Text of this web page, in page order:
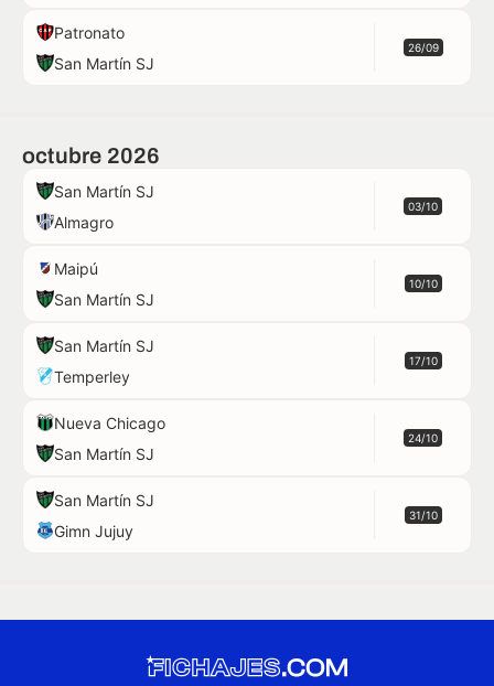
Patronato
San Martín SJ
26/09
octubre 2026
San Martín SJ
Almagro
03/10
Maipú
San Martín SJ
10/10
San Martín SJ
Temperley
17/10
Nueva Chicago
San Martín SJ
24/10
San Martín SJ
Gimn Jujuy
31/10